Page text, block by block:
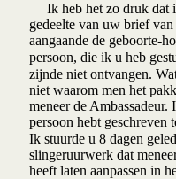
Ik heb het zo druk dat
gedeelte van uw brief
aangaande de geboorte-
persoon, die ik u heb
zijnde niet ontvangen.
niet waarom men het
meneer de
persoon hebt geschreven
Ik stuurde u 8 dagen
slingeruurwerk dat
heeft laten aanpassen in